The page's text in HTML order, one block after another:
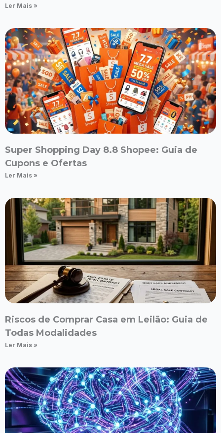
Ler Mais »
Super Shopping Day 8.8 Shopee: Guia de
Cupons e Ofertas
Ler Mais »
Riscos de Comprar Casa em Leilão: Guia de
Todas Modalidades
Ler Mais »